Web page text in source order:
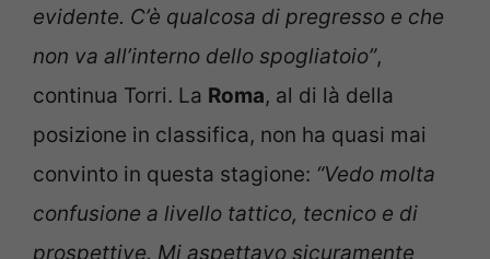
evidente. C’è qualcosa di pregresso e che
non va all’interno dello spogliatoio”,
continua Torri. La Roma, al di là della
posizione in classifica, non ha quasi mai
convinto in questa stagione: “Vedo molta
confusione a livello tattico, tecnico e di
prospettive. Mi aspettavo sicuramente